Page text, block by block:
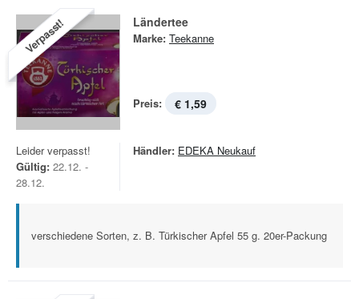
Verpasst! Ländertee
Marke: Teekanne
Preis: € 1,59
Leider verpasst!
Gültig: 22.12. -
28.12.
Händler: EDEKA Neukauf
verschiedene Sorten, z. B. Türkischer Apfel 55 g. 20er-Packung